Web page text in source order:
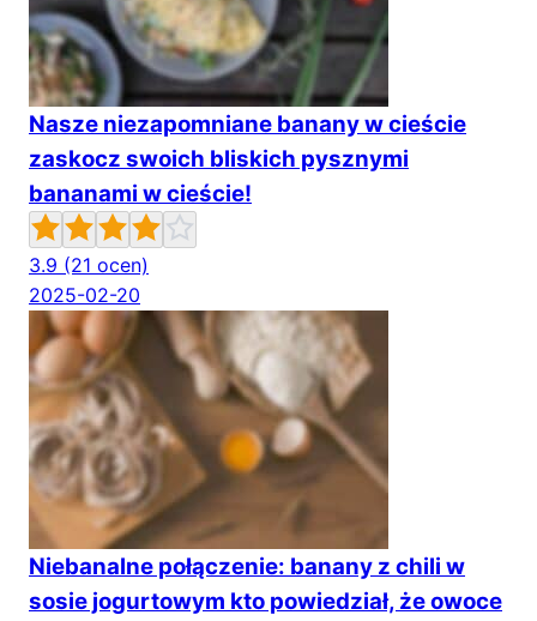
Nasze niezapomniane banany w cieście
zaskocz swoich bliskich pysznymi
bananami w cieście!
3.9 (21 ocen)
2025-02-20
Niebanalne połączenie: banany z chili w
sosie jogurtowym kto powiedział, że owoce